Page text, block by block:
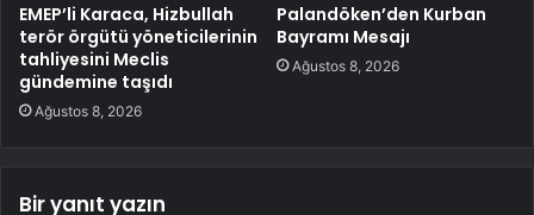
EMEP’li Karaca, Hizbullah
terör örgütü yöneticilerinin
tahliyesini Meclis
gündemine taşıdı
Ağustos 8, 2026
Palandöken’den Kurban
Bayramı Mesajı
Ağustos 8, 2026
Bir yanıt yazın